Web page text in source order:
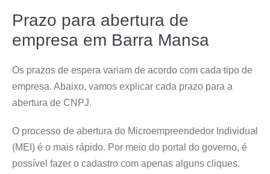
Prazo para abertura de
empresa em Barra Mansa
Os prazos de espera variam de acordo com cada tipo de
empresa. Abaixo, vamos explicar cada prazo para a
abertura de CNPJ.
O processo de abertura do Microempreendedor Individual
(MEI) é o mais rápido. Por meio do portal do governo, é
possível fazer o cadastro com apenas alguns cliques.